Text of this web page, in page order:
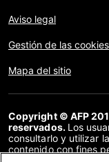
Aviso legal
Gestión de las cookies
Mapa del sitio
Copyright © AFP
reservados. Los
consultarlo y utilizar
contenido con fines